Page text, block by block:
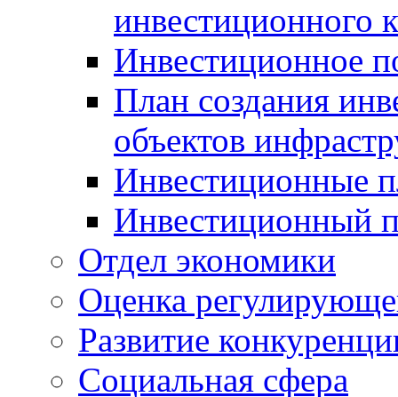
инвестиционного
Инвестиционное
План создания
объектов
Инвестиционные
Инвестиционный
Отдел экономики
Оценка
Развитие
Социальная сфера